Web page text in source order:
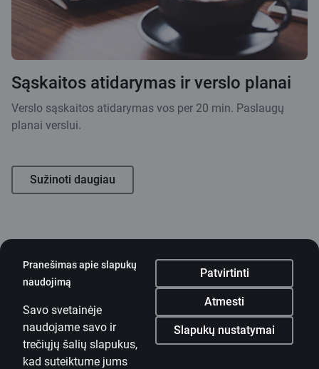
Pranešimas apie slapukų
naudojimą
Patvirtinti
Atmesti
Slapukų nustatymai
Savo svetainėje
naudojame savo ir
trečiųjų šalių slapukus,
kad suteiktume jums
Sąskaitos atidarymas ir verslo planai
Verslo sąskaitos atidarymas vos per 20 min. Paslaugų
planai verslui.
Sužinoti daugiau
Mobilioji programėlė
Parsisiųsti programėlę
Parsisiųsti programėlę
Programėlė „iOS“ ir
„Android“ įrenginiams